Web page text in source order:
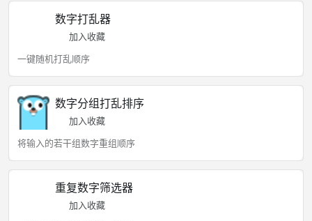
数字打乱器
加入收藏
一键随机打乱顺序
数字分组打乱排序
加入收藏
将输入的若干组数字重组顺序
重复数字筛选器
加入收藏